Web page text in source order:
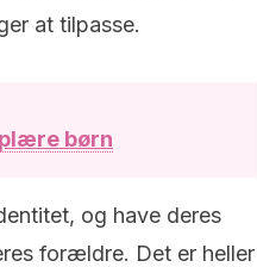
at tilpasse.
børn
og have deres
forældre. Det er heller